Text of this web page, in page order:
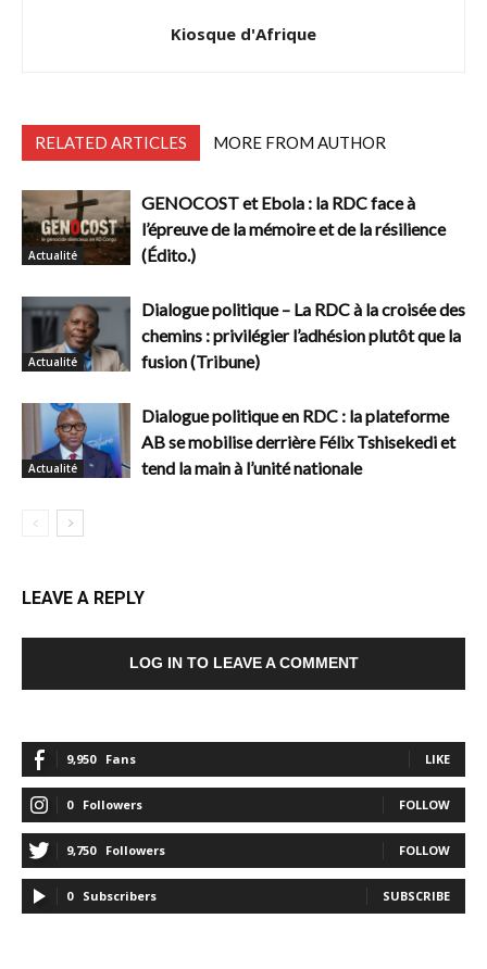
Kiosque d'Afrique
RELATED ARTICLES MORE FROM AUTHOR
Actualité
GENOCOST et Ebola : la RDC face à
l’épreuve de la mémoire et de la résilience
(Édito.)
Actualité
Dialogue politique – La RDC à la croisée des
chemins : privilégier l’adhésion plutôt que la
fusion (Tribune)
Actualité
Dialogue politique en RDC : la plateforme
AB se mobilise derrière Félix Tshisekedi et
tend la main à l’unité nationale
LEAVE A REPLY
LOG IN TO LEAVE A COMMENT
9,950 Fans LIKE
0 Followers FOLLOW
9,750 Followers FOLLOW
0 Subscribers SUBSCRIBE